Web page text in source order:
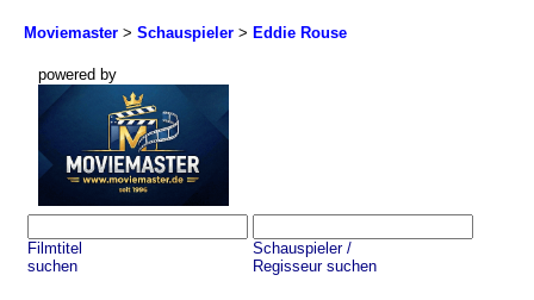
Moviemaster > Schauspieler > Eddie Rouse
powered by
Filmtitel
suchen
Schauspieler /
Regisseur suchen